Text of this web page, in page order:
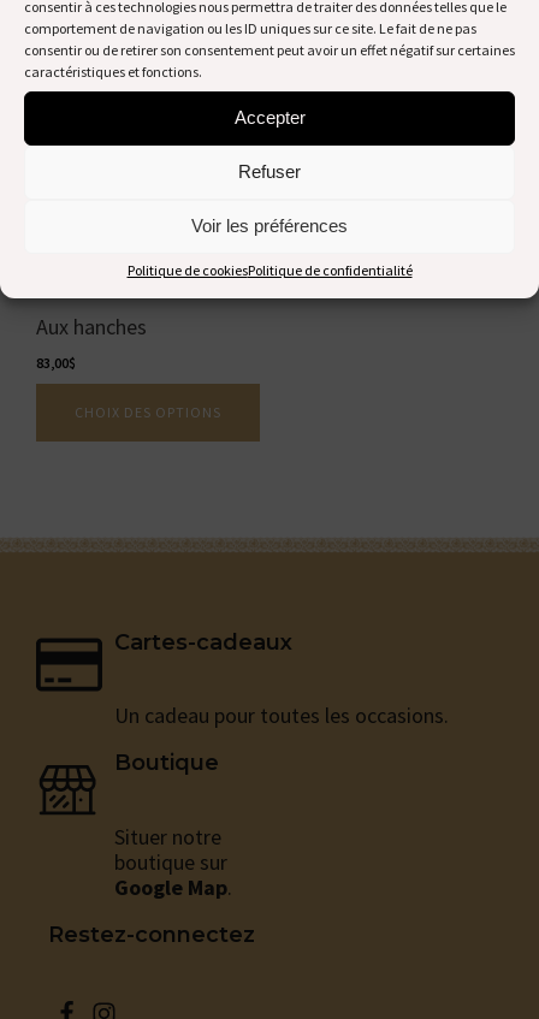
consentir à ces technologies nous permettra de traiter des données telles que le
comportement de navigation ou les ID uniques sur ce site. Le fait de ne pas
consentir ou de retirer son consentement peut avoir un effet négatif sur certaines
caractéristiques et fonctions.
Accepter
Refuser
Voir les préférences
Politique de cookiesPolitique de confidentialité
Aux hanches
58,00
Aux hanches
83,00$
CHOIX DES OPTIONS
plusieurs
variations.
Les
options
peuvent
choisies
du
Cartes-cadeaux
Un cadeau pour toutes les occasions.
Boutique
Situer notre
boutique sur
Google Map.
Restez-connectez